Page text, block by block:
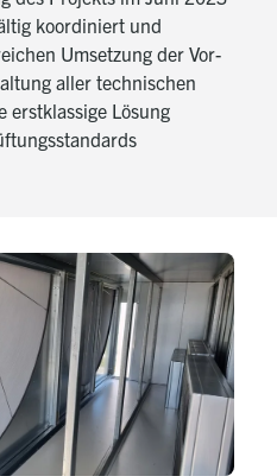
koordiniert und
Umsetzung der Vor-
aller technischen
erstklassige Lösung